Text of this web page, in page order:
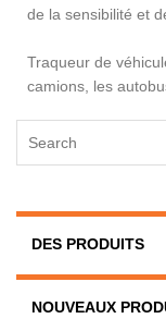
de la sensibilité et
Traqueur de
camions, les
DES PRODUITS
NOUVEAUX